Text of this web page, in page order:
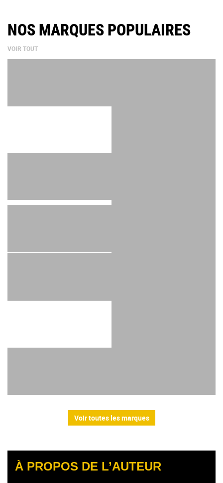
NOS MARQUES POPULAIRES
VOIR TOUT
Voir toutes les marques
À PROPOS DE L’AUTEUR